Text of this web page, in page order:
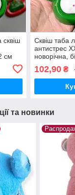
сквіш
см
Сквіш таба
антистрес
новорічна,
102,90₴
та новинки